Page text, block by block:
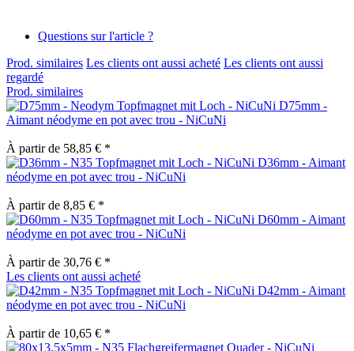
Questions sur l'article ?
Prod. similaires Les clients ont aussi acheté Les clients ont aussi
regardé
Prod. similaires
D75mm -
Aimant néodyme en pot avec trou - NiCuNi
À partir de 58,85 € *
D36mm - Aimant
néodyme en pot avec trou - NiCuNi
À partir de 8,85 € *
D60mm - Aimant
néodyme en pot avec trou - NiCuNi
À partir de 30,76 € *
Les clients ont aussi acheté
D42mm - Aimant
néodyme en pot avec trou - NiCuNi
À partir de 10,65 € *